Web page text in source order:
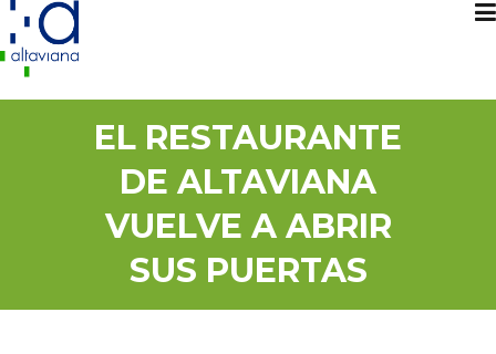
EL RESTAURANTE
DE ALTAVIANA
VUELVE A ABRIR
SUS PUERTAS